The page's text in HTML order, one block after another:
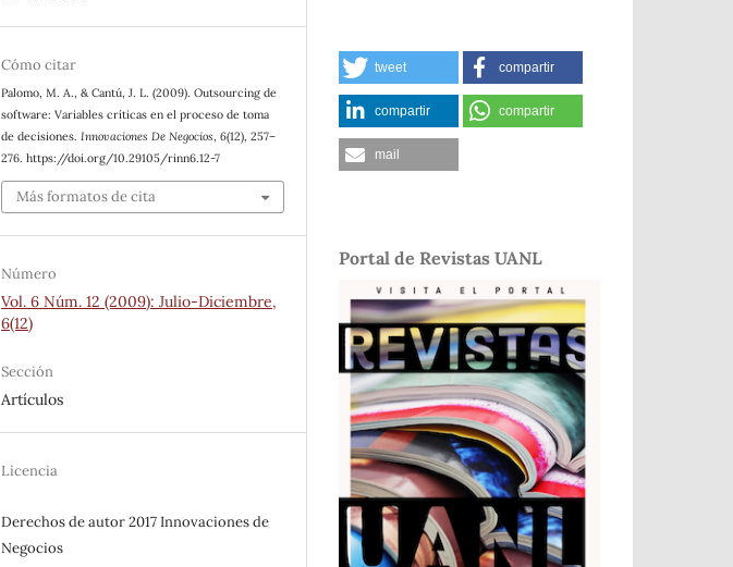
Cómo citar
Palomo, M. A., & Cantú, J. L. (2009). Outsourcing de
software: Variables críticas en el proceso de toma
de decisiones.Innovaciones De Negocios,6(12), 257–
276. https://doi.org/10.29105/rinn6.12-7
Más formatos de cita
Número
Vol. 6 Núm. 12 (2009): Julio-Diciembre,
6(12)
Sección
Artículos
Licencia
Derechos de autor 2017 Innovaciones de
Negocios
tweet compartir
compartir compartir
mail
Portal de Revistas UANL